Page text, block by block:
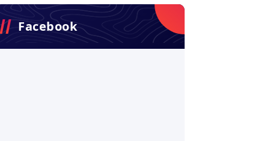
Facebook